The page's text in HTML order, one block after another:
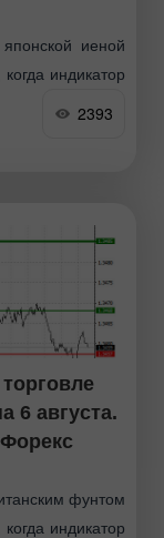
иеной
индикатор
от нулевой
точки
2393
6 августа.
фунтом
индикатор